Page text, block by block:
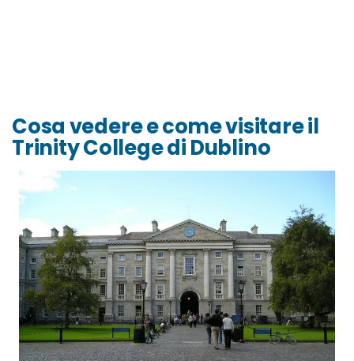
Cosa vedere e come visitare il
Trinity College di Dublino